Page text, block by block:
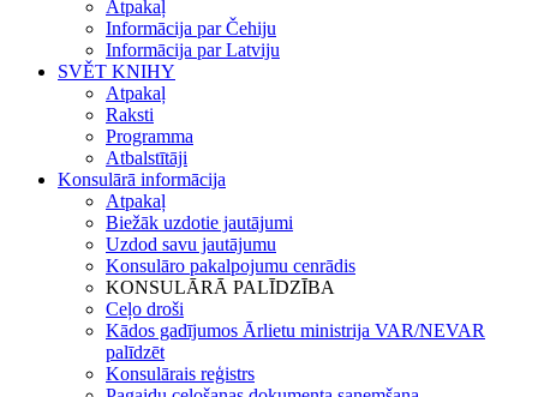
Atpakaļ
Informācija par Čehiju
Informācija par Latviju
SVĚT KNIHY
Atpakaļ
Raksti
Programma
Atbalstītāji
Konsulārā informācija
Atpakaļ
Biežāk uzdotie jautājumi
Uzdod savu jautājumu
Konsulāro pakalpojumu cenrādis
KONSULĀRĀ PALĪDZĪBA
Ceļo droši
Kādos gadījumos Ārlietu ministrija VAR/NEVAR
palīdzēt
Konsulārais reģistrs